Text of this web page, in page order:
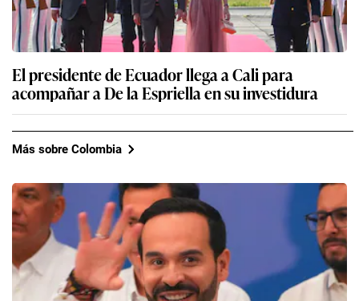
El presidente de Ecuador llega a Cali para
acompañar a De la Espriella en su investidura
Más sobre Colombia